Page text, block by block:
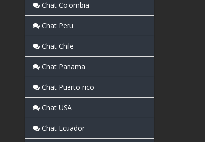
Chat Colombia
Chat Peru
Chat Chile
Chat Panama
Chat Puerto rico
Chat USA
Chat Ecuador